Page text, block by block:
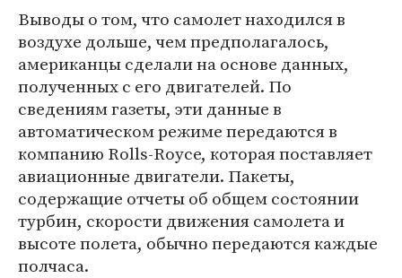
Выводы о том, что самолет находился в
воздухе дольше, чем предполагалось,
американцы сделали на основе данных,
полученных с его двигателей. По
сведениям газеты, эти данные в
автоматическом режиме передаются в
компанию Rolls-Royce, которая поставляет
авиационные двигатели. Пакеты,
содержащие отчеты об общем состоянии
турбин, скорости движения самолета и
высоте полета, обычно передаются каждые
полчаса.